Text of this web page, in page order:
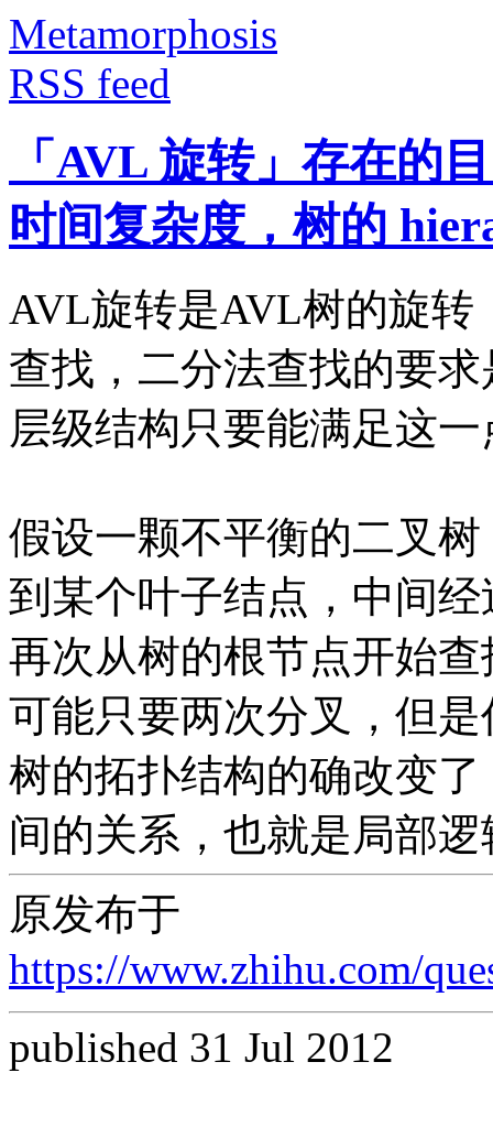
Metamorphosis
RSS feed
「AVL 旋转」存在的
时间复杂度，树的
AVL旋转是AVL树的旋
查找，二分法查找的要
层级结构只要能满足这
假设一颗不平衡的二叉
到某个叶子结点，中间
再次从树的根节点开始
可能只要两次分叉，但
树的拓扑结构的确改变
间的关系，也就是局部
原发布于
https://www.zhihu.com/
published 31 Jul 2012